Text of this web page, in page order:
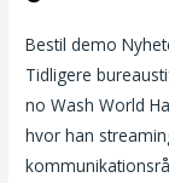
Bestil demo
Tidligere
no Wash World
hvor han